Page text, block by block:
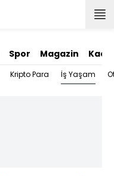
Spor Magazin
Kripto Para İş Yaşam